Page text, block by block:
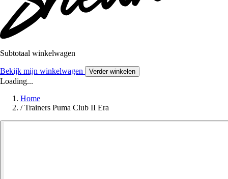
Subtotaal winkelwagen
Bekijk mijn winkelwagen Verder winkelen
Loading...
Home
/ Trainers Puma Club II Era